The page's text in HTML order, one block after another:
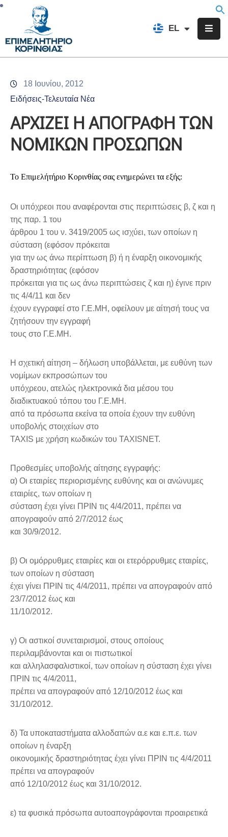
EL
FR
Επιμελητήριο
Υπηρεσίες
Προγράμματα
&
Δράσεις
Επικοινωνία
18 Ιουνίου, 2012
Ειδήσεις-Τελευταία Νέα
ΑΡΧΙΖΕΙ Η ΑΠΟΓΡΑΦΗ ΤΩΝ
ΝΟΜΙΚΩΝ ΠΡΟΣΩΠΩΝ
Το Επιμελήτήριο Κορινθίας σας ενημερώνει τα εξής:
Οι υπόχρεοι που αναφέρονται στις περιπτώσεις β, ζ και η
της παρ. 1 του
άρθρου 1 του ν. 3419/2005 ως ισχύει, των οποίων η
σύσταση (εφόσον πρόκειται
για την ως άνω περίπτωση β) ή η έναρξη οικονομικής
δραστηριότητας (εφόσον
πρόκειται για τις ως άνω περιπτώσεις ζ και η) έγινε πριν
τις 4/4/11 και δεν
έχουν εγγραφεί στο Γ.Ε.ΜΗ, οφείλουν με αίτησή τους να
ζητήσουν την εγγραφή
τους στο Γ.Ε.ΜΗ.
Η σχετική αίτηση – δήλωση υποβάλλεται, με ευθύνη των
νομίμων εκπροσώπων του
υπόχρεου, ατελώς ηλεκτρονικά δια μέσου του
διαδικτυακού τόπου του Γ.Ε.ΜΗ.
από τα πρόσωπα εκείνα τα οποία έχουν την ευθύνη
υποβολής στοιχείων στο
TAXIS με χρήση κωδικών του TAXISNET.
Προθεσμίες υποβολής αίτησης εγγραφής:
α) Οι εταιρίες περιορισμένης ευθύνης και οι ανώνυμες
εταιρίες, των οποίων η
σύσταση έχει γίνει ΠΡΙΝ τις 4/4/2011, πρέπει να
απογραφούν από 2/7/2012 έως
και 30/9/2012.
β) Οι ομόρρυθμες εταιρίες και οι ετερόρρυθμες εταιρίες,
των οποίων η σύσταση
έχει γίνει ΠΡΙΝ τις 4/4/2011, πρέπει να απογραφούν από
23/7/2012 έως και
11/10/2012.
γ) Οι αστικοί συνεταιρισμοί, στους οποίους
περιλαμβάνονται και οι πιστωτικοί
και αλληλασφαλιστικοί, των οποίων η σύσταση έχει γίνει
ΠΡΙΝ τις 4/4/2011,
πρέπει να απογραφούν από 12/10/2012 έως και
31/10/2012.
δ) Τα υποκαταστήματα αλλοδαπών α.ε και ε.π.ε. των
οποίων η έναρξη
οικονομικής δραστηριότητας έχει γίνει ΠΡΙΝ τις 4/4/2011
πρέπει να απογραφούν
από 12/10/2012 έως και 31/10/2012.
ε) τα φυσικά πρόσωπα αυτοαπογράφονται προαιρετικά